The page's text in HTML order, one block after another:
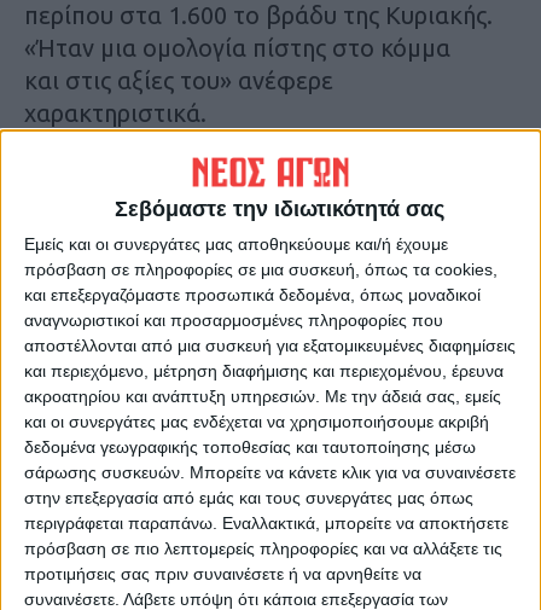
Σεβόμαστε την ιδιωτικότητά σας
Εμείς και οι συνεργάτες μας αποθηκεύουμε και/ή έχουμε
πρόσβαση σε πληροφορίες σε μια συσκευή, όπως τα cookies,
και επεξεργαζόμαστε προσωπικά δεδομένα, όπως μοναδικοί
αναγνωριστικοί και προσαρμοσμένες πληροφορίες που
αποστέλλονται από μια συσκευή για εξατομικευμένες διαφημίσεις
και περιεχόμενο, μέτρηση διαφήμισης και περιεχομένου, έρευνα
ακροατηρίου και ανάπτυξη υπηρεσιών. Με την άδειά σας, εμείς
και οι συνεργάτες μας ενδέχεται να χρησιμοποιήσουμε ακριβή
δεδομένα γεωγραφικής τοποθεσίας και ταυτοποίησης μέσω
σάρωσης συσκευών. Μπορείτε να κάνετε κλικ για να συναινέσετε
στην επεξεργασία από εμάς και τους συνεργάτες μας όπως
περιγράφεται παραπάνω. Εναλλακτικά, μπορείτε να αποκτήσετε
πρόσβαση σε πιο λεπτομερείς πληροφορίες και να αλλάξετε τις
προτιμήσεις σας πριν συναινέσετε ή να αρνηθείτε να
συναινέσετε. Λάβετε υπόψη ότι κάποια επεξεργασία των
περίπου στα 1.600 το βράδυ της Κυριακής.
«Ήταν μια ομολογία πίστης στο κόμμα
και στις αξίες του» ανέφερε
χαρακτηριστικά.
Τελευταίες Ειδήσεις Σήμερα
Ακολούθησε την εφημερίδα ΝΕΟΣ
ΑΓΩΝ στο Google News!
Όλες οι εξελίξεις στην περιοχή της
Καρδίτσας και ευρύτερα της Θεσσαλίας
ΠΡΟΗΓΟΥΜΕΝΟ ΑΡΘΡΟ
Μέχρι τέλος καλοκαιριού οι
ασφαλτοστρώσεις
ΕΠΟΜΕΝΟ ΑΡΘΡΟ
Ιστορική στιγμή για το Τμήμα
Ιατρικής η απόφαση για
ίδρυση του πρώτου
Αγγλόφωνου Προγράμματος